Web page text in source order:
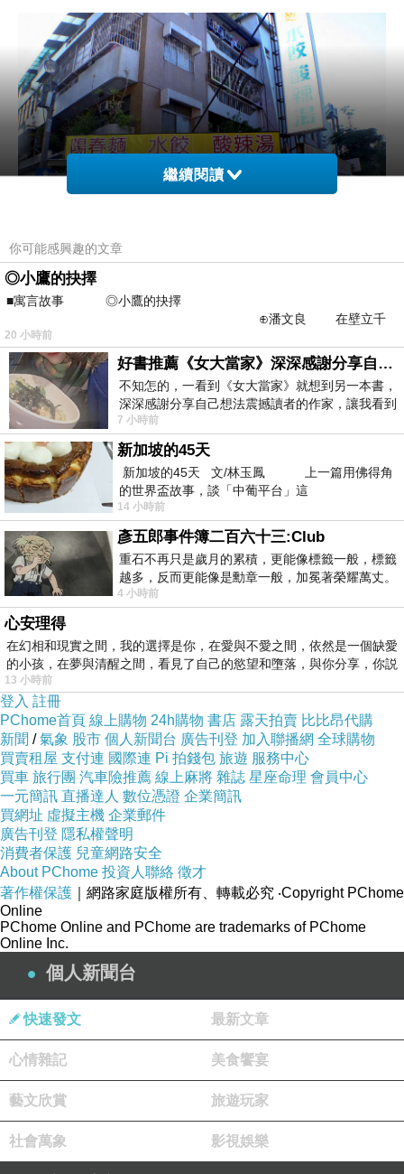
內用空間：看到滿多人下班下課後直接來吃晚餐
滷味自己夾，上面有價目表，滷味檯子上方有放錢，讓
客人吃飽自己找錢，建議自備零錢不要拿大鈔，不然不
夠找還要翻錢翻半天就尷尬了
繼續閱讀
你可能感興趣的文章
◎小鷹的抉擇
■寓言故事 ◎小鷹的抉擇
⊕潘文良 在壁立千
仞的懸崖上，有一座遮天蔽
20 小時前
好書推薦《女大當家》深深感謝分享自己想法震撼讀者的作家，讓我看到不同樣貌的家庭！
不知怎的，一看到《女大當家》就想到另一本書，
深深感謝分享自己想法震撼讀者的作家，讓我看到
不同樣貌的家庭！ 《女大
7 小時前
新加坡的45天
新加坡的45天 文/林玉鳳 上一篇用佛得角
的世界盃故事，談「中葡平台」這
14 小時前
彥五郎事件簿二百六十三:Club
重石不再只是歲月的累積，更能像標籤一般，標籤
越多，反而更能像是勳章一般，加冕著榮耀萬丈。
習慣一如縱容，成了再難輕輕放下的罪證
4 小時前
心安理得
在幻相和現實之間，我的選擇是你，在愛與不愛之間，依然是一個缺愛
的小孩，在夢與清醒之間，看見了自己的慾望和墮落，與你分享，你説
13 小時前
登入 註冊
PChome首頁 線上購物 24h購物 書店 露天拍賣 比比昂代購
新聞 /氣象 股市 個人新聞台 廣告刊登 加入聯播網 全球購物
買賣租屋 支付連 國際連 Pi 拍錢包 旅遊 服務中心
買車 旅行團 汽車險推薦 線上麻將 雜誌 星座命理 會員中心
一元簡訊 直播達人 數位憑證 企業簡訊
買網址 虛擬主機 企業郵件
廣告刊登 隱私權聲明
消費者保護 兒童網路安全
About PChome 投資人聯絡 徵才
著作權保護 ｜網路家庭版權所有、轉載必究 ‧Copyright PChome
Online
PChome Online and PChome are trademarks of PChome
Online Inc.
個人新聞台
快速發文 最新文章
心情雜記 美食饗宴
藝文欣賞 旅遊玩家
社會萬象 影視娛樂